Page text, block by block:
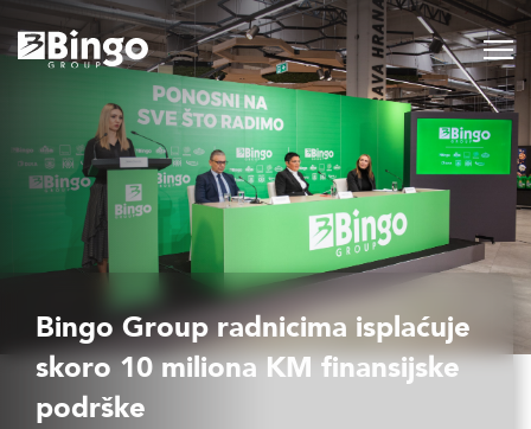
Bingo Group radnicima isplaćuje
skoro 10 miliona KM finansijske
podrške